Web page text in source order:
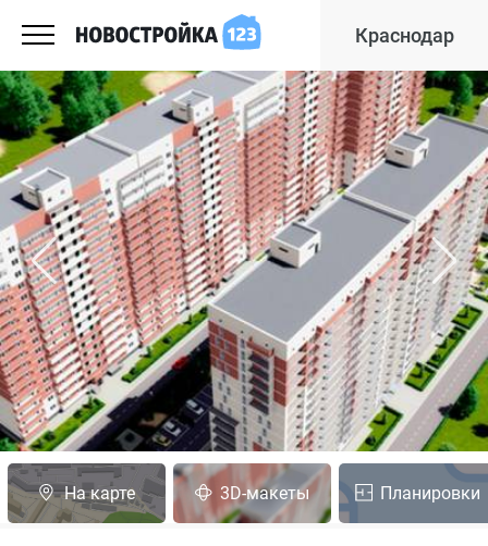
Краснодар
На карте 3D-макеты Планировки